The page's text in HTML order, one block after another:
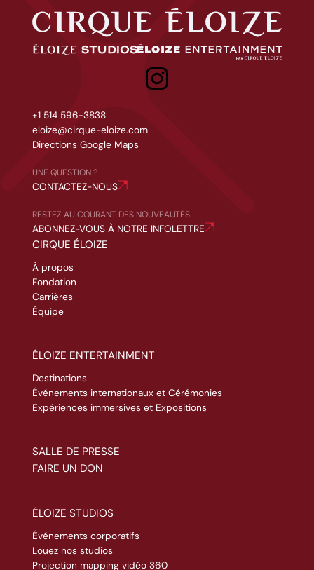
Cirque Éloize
Éloize Studios Eloize entertainment
+1 514 596-3838
eloize@cirque-eloize.com
Directions Google Maps
UNE QUESTION ?
CONTACTEZ-NOUS
RESTEZ AU COURANT DES NOUVEAUTÉS
ABONNEZ-VOUS À NOTRE INFOLETTRE
CIRQUE ÉLOIZE
À propos
Fondation
Carrières
Équipe
ÉLOIZE ENTERTAINMENT
Destinations
Événements internationaux et Cérémonies
Expériences immersives et Expositions
SALLE DE PRESSE
FAIRE UN DON
ÉLOIZE STUDIOS
Événements corporatifs
Louez nos studios
Projection mapping vidéo 360